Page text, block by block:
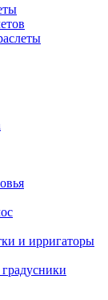
и ирригаторы